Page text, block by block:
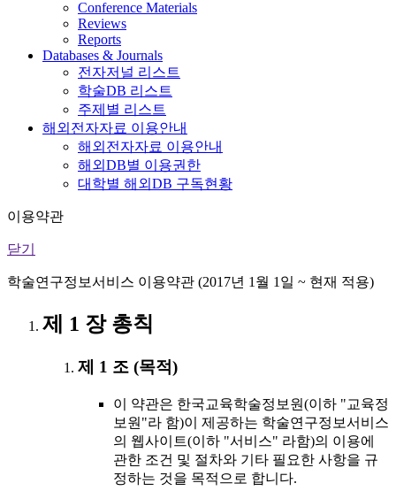
Conference Materials
Reviews
Reports
Databases & Journals
전자저널 리스트
학술DB 리스트
주제별 리스트
해외전자자료 이용안내
해외전자자료 이용안내
해외DB별 이용권한
대학별 해외DB 구독현황
이용약관
닫기
학술연구정보서비스 이용약관 (2017년 1월 1일 ~ 현재 적용)
제 1 장 총칙
제 1 조 (목적)
이 약관은 한국교육학술정보원(이하 "교육정
보원"라 함)이 제공하는 학술연구정보서비스
의 웹사이트(이하 "서비스" 라함)의 이용에
관한 조건 및 절차와 기타 필요한 사항을 규
정하는 것을 목적으로 합니다.